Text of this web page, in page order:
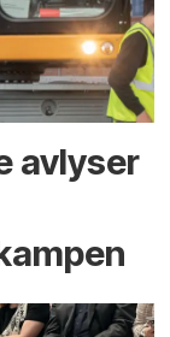
avlyser